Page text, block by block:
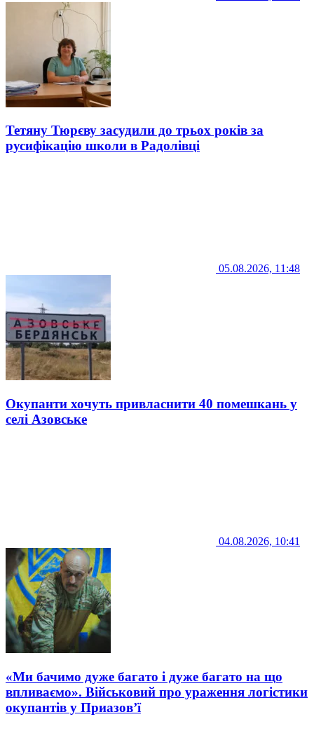
Тетяну Тюрєву засудили до трьох років за
русифікацію школи в Радолівці
05.08.2026, 11:48
Окупанти хочуть привласнити 40 помешкань у
селі Азовське
04.08.2026, 10:41
«Ми бачимо дуже багато і дуже багато на що
впливаємо». Військовий про ураження логістики
окупантів у Приазов’ї